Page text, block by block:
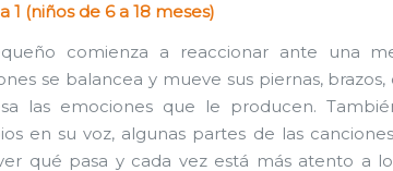
1 (niños de 6 a 18 meses)
comienza a reaccionar ante una
se balancea y mueve sus piernas,
las emociones que le producen.
en su voz, algunas partes de las
qué pasa y cada vez está más atento a